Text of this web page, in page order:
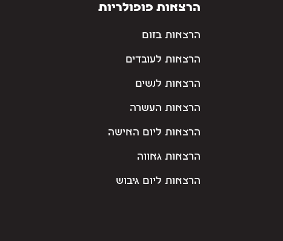
הרצאות פופולריות
הרצאות בזום
הרצאות לעובדים
הרצאות לנשים
הרצאות העשרה
הרצאות ליום האישה
הרצאות גאווה
הרצאות ליום גיבוש